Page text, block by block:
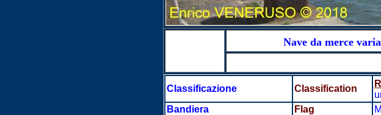
Nave da merce varia
Classificazione Classification
Bandiera
Flag